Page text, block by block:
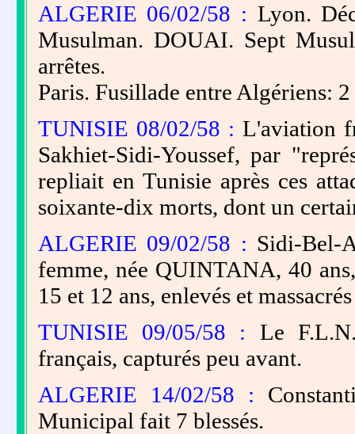
ALGERIE 06/02/58 : Lyon.
Musulman. DOUAI. Sept
arrêtes.
Paris. Fusillade entre Algériens:
TUNISIE 08/02/58 : L'aviation
Sakhiet-Sidi-Youssef, par
repliait en Tunisie après ces
soixante-dix morts, dont un
ALGERIE 09/02/58 : Sidi-Bel-
femme, née QUINTANA, 40
15 et 12 ans, enlevés et
TUNISIE 09/05/58 : Le
français, capturés peu avant.
ALGERIE 14/02/58 :
Municipal fait 7 blessés.